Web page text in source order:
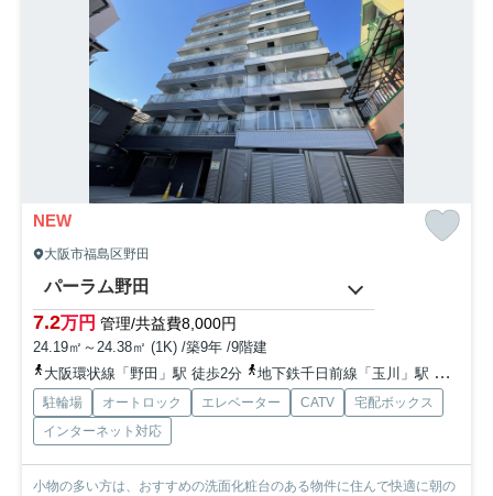
NEW
大阪市福島区野田
パーラム野田
7.2万円 管理/共益費8,000円
24.19㎡～24.38㎡ (1K) /築9年 /9階建
大阪環状線「野田」駅 徒歩2分
地下鉄千日前線「玉川」駅 徒歩3分
駐輪場 オートロック エレベーター CATV
宅配ボックス
インターネット対応
小物の多い方は、おすすめの洗面化粧台のある物件に住んで快適に朝の